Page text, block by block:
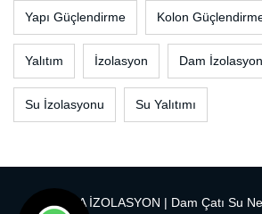
Yapı Güçlendirme Kolon
Yalıtım İzolasyon Dam İzolasyon
Su İzolasyonu Su Yalıtımı
ADANA İZOLASYON | Dam Çatı Su